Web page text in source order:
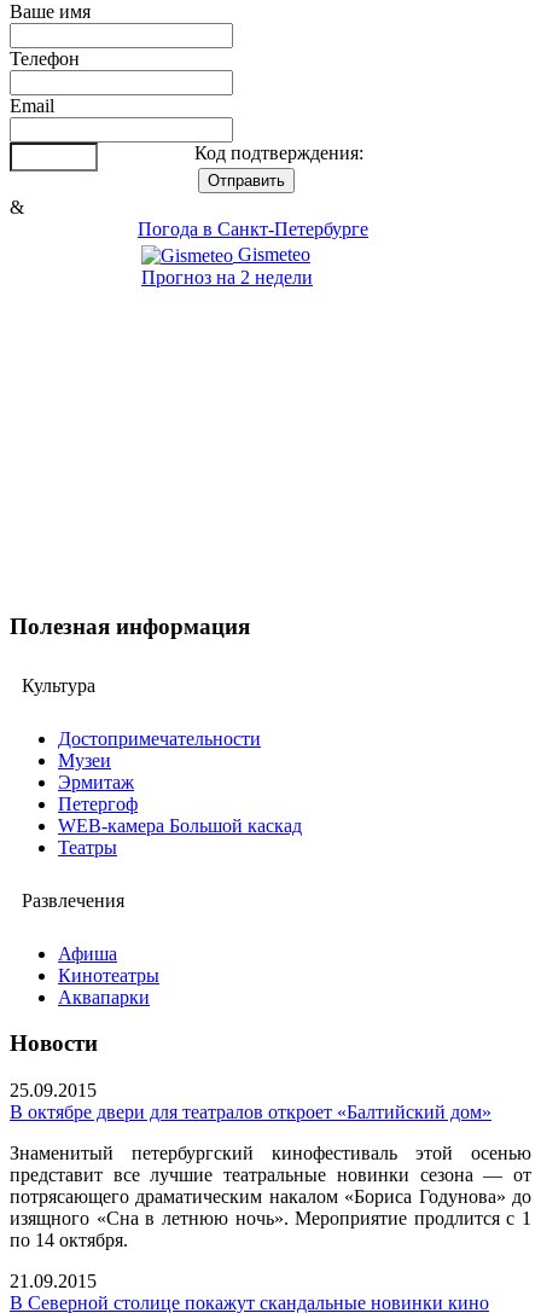
Ваше имя
Телефон
Email
Код подтверждения:
&
Погода в Санкт-Петербурге
Gismeteo
Прогноз на 2 недели
Полезная информация
Культура
Достопримечательности
Музеи
Эрмитаж
Петергоф
WEB-камера Большой каскад
Театры
Развлечения
Афиша
Кинотеатры
Аквапарки
Новости
25.09.2015
В октябре двери для театралов откроет «Балтийский дом»
Знаменитый петербургский кинофестиваль этой осенью
представит все лучшие театральные новинки сезона — от
потрясающего драматическим накалом «Бориса Годунова» до
изящного «Сна в летнюю ночь». Мероприятие продлится с 1
по 14 октября.
21.09.2015
В Северной столице покажут скандальные новинки кино